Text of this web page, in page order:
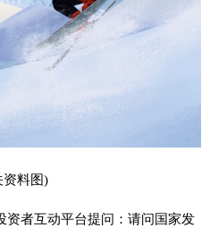
资料图)
资者互动平台提问：请问国家发